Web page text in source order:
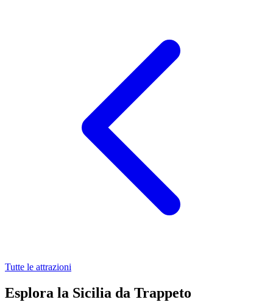
Tutte le attrazioni
Esplora la Sicilia da Trappeto